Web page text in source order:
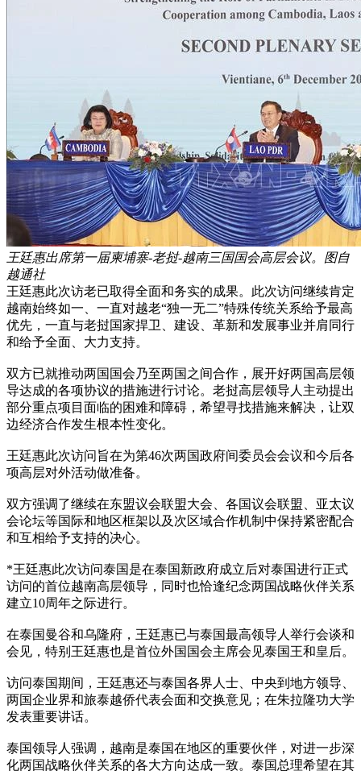
王廷惠出席第一届柬埔寨-老挝-越南三国国会高层会议。图自
越通社
王廷惠此次访老已取得全面和务实的成果。此次访问继续肯定
越南始终如一、一直对越老“独一无二”特殊传统关系给予最高
优先，一直与老挝国家捍卫、建设、革新和发展事业并肩同行
和给予全面、大力支持。
双方已就推动两国国会乃至两国之间合作，展开好两国高层领
导达成的各项协议的措施进行讨论。老挝高层领导人主动提出
部分重点项目面临的困难和障碍，希望寻找措施来解决，让双
边经济合作发生根本性变化。
王廷惠此次访问旨在为第46次两国政府间委员会会议和今后各
项高层对外活动做准备。
双方强调了继续在东盟议会联盟大会、各国议会联盟、亚太议
会论坛等国际和地区框架以及次区域合作机制中保持紧密配合
和互相给予支持的决心。
*王廷惠此次访问泰国是在泰国新政府成立后对泰国进行正式
访问的首位越南高层领导，同时也恰逢纪念两国战略伙伴关系
建立10周年之际进行。
在泰国曼谷和乌隆府，王廷惠已与泰国最高领导人举行会谈和
会见，特别王廷惠也是首位外国国会主席会见泰国王和皇后。
访问泰国期间，王廷惠还与泰国各界人士、中央到地方领导、
两国企业界和旅泰越侨代表会面和交换意见；在朱拉隆功大学
发表重要讲话。
泰国领导人强调，越南是泰国在地区的重要伙伴，对进一步深
化两国战略伙伴关系的各大方向达成一致。泰国总理希望在其